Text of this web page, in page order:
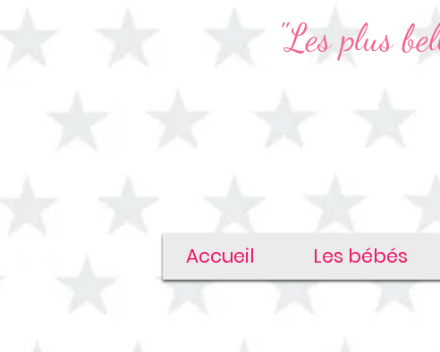
"Les plus
Accueil Les bébés